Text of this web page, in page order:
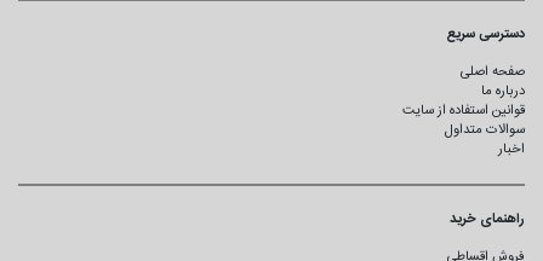
دسترسی سریع
صفحه اصلی
درباره ما
قوانین استفاده از سایت
سوالات متداول
اخبار
راهنمای خرید